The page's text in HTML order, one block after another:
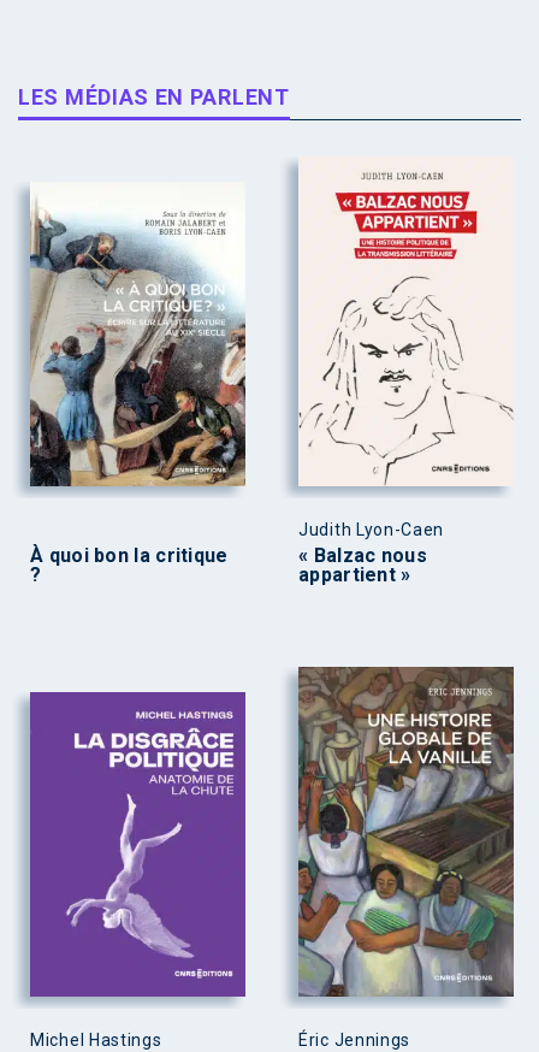
LES MÉDIAS EN PARLENT
À quoi bon la critique
?
Judith Lyon-Caen
« Balzac nous
appartient »
Michel Hastings Éric Jennings